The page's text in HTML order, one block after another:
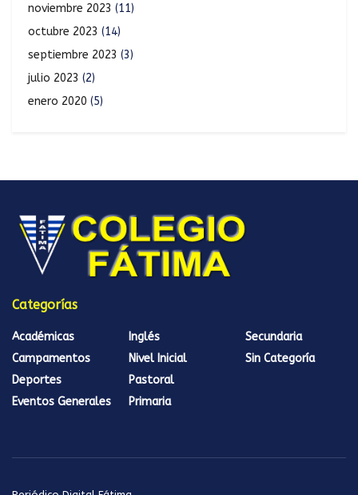
noviembre 2023 (11)
octubre 2023 (14)
septiembre 2023 (3)
julio 2023 (2)
enero 2020 (5)
Categorías
Académicas
Campamentos
Deportes
Eventos Generales
Inglés
Nivel Inicial
Pastoral
Primaria
Secundaria
Sin Categoría